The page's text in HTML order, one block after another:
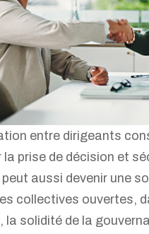
entre dirigeants
la prise de décision et
peut aussi devenir une
collectives ouvertes,
la solidité de la